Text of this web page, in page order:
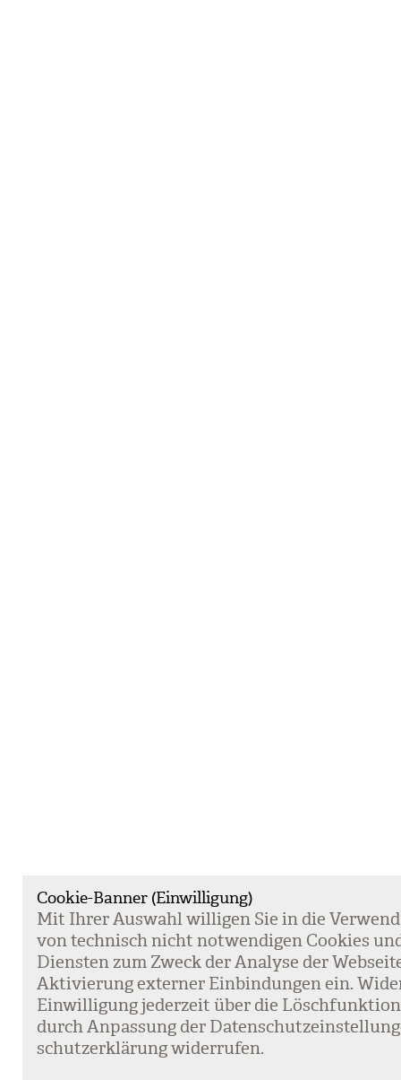
Cookie-Banner (Einwilligung)
Mit Ihrer Aus­wahl wil­li­gen Sie in die
von tech­nisch nicht not­wen­di­gen Coo­kies
Diens­ten zum Zweck der Ana­lyse der
Akti­vie­rung exter­ner Ein­bin­dun­gen ein.
Ein­wil­li­gung jeder­zeit über die
durch Anpas­sung der
schutz­er­klä­rung wider­ru­fen.